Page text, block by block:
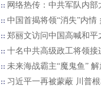
网络热传：中共军队内部
中国首揭将领“消失”内
郑丽文访问中国高喊和平
十名中共高级政工将领接
未来海战霸主“魔鬼鱼”
习近平一再被蒙蔽 川普